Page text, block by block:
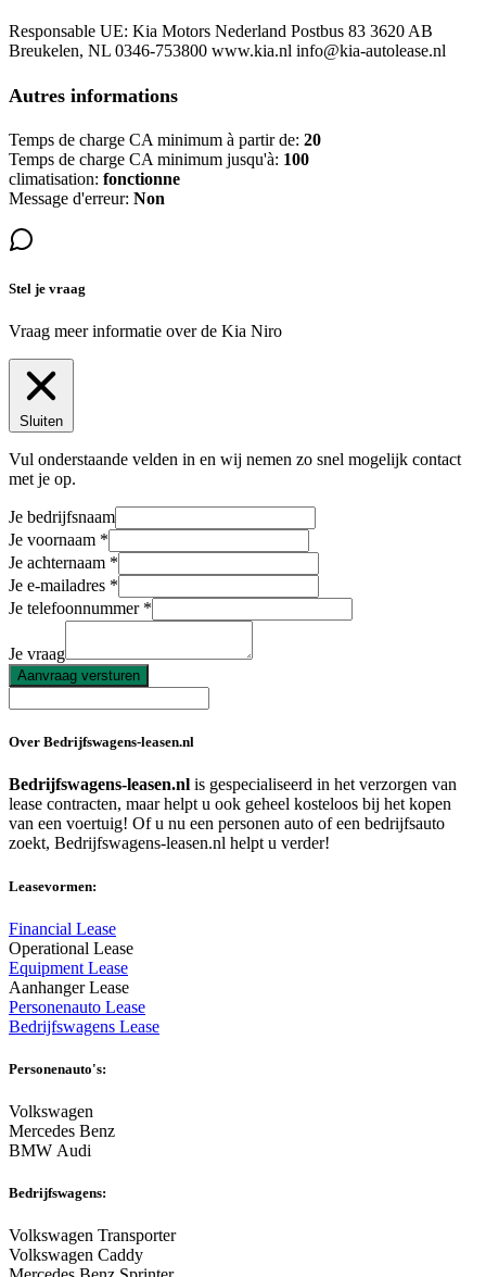
Responsable UE: Kia Motors Nederland Postbus 83 3620 AB
Breukelen, NL 0346-753800 www.kia.nl info@kia-autolease.nl
Autres informations
Temps de charge CA minimum à partir de: 20
Temps de charge CA minimum jusqu'à: 100
climatisation: fonctionne
Message d'erreur: Non
Stel je vraag
Vraag meer informatie over de Kia Niro
Sluiten
Vul onderstaande velden in en wij nemen zo snel mogelijk contact
met je op.
Je bedrijfsnaam
Je voornaam
Je achternaam
Je e-mailadres
Je telefoonnummer
Je vraag
Aanvraag versturen
Over Bedrijfswagens-leasen.nl
Bedrijfswagens-leasen.nl is gespecialiseerd in het verzorgen van
lease contracten, maar helpt u ook geheel kosteloos bij het kopen
van een voertuig! Of u nu een personen auto of een bedrijfsauto
zoekt, Bedrijfswagens-leasen.nl helpt u verder!
Leasevormen:
Financial Lease
Operational Lease
Equipment Lease
Aanhanger Lease
Personenauto Lease
Bedrijfswagens Lease
Personenauto's:
Volkswagen
Mercedes Benz
BMW Audi
Bedrijfswagens:
Volkswagen Transporter
Volkswagen Caddy